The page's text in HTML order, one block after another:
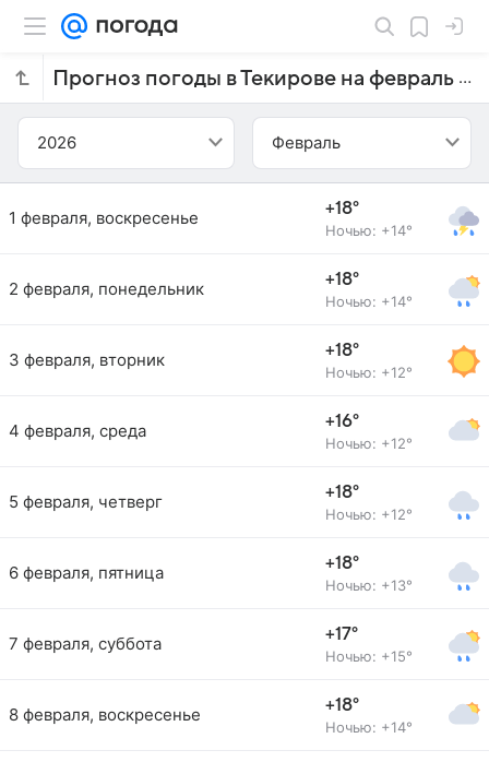
Прогноз погоды в Текирове на февраль 2026 года
2026 Февраль
1 февраля, воскресенье +18°
Ночью: +14°
2 февраля, понедельник +18°
Ночью: +14°
3 февраля, вторник +18°
Ночью: +12°
4 февраля, среда +16°
Ночью: +12°
5 февраля, четверг +18°
Ночью: +12°
6 февраля, пятница +18°
Ночью: +13°
7 февраля, суббота +17°
Ночью: +15°
8 февраля, воскресенье +18°
Ночью: +14°